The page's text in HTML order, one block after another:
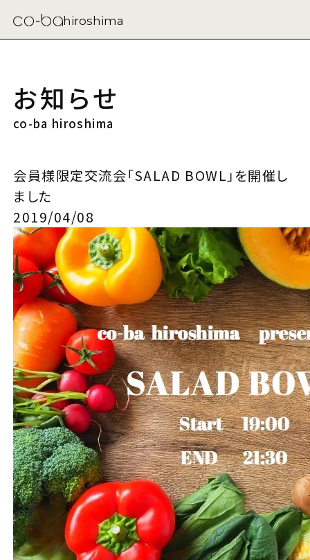
hiroshima
お知らせ
co-ba hiroshima
会員様限定交流会「SALAD BOWL」を開催し
ました
2019/04/08